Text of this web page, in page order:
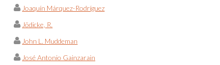
Joaquín Márquez-Rodríguez
Jödicke, R.
John L. Muddeman
José Antonio Gainzarain